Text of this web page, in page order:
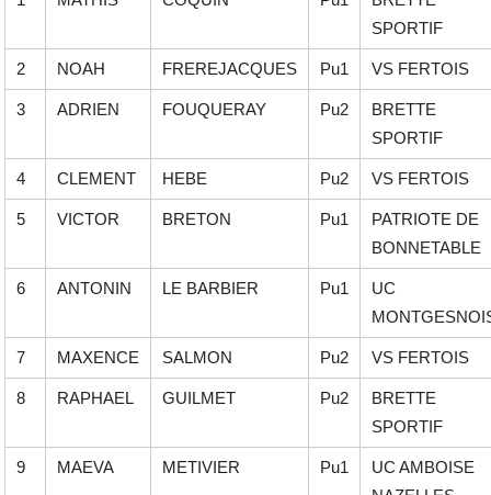
SPORTIF
2 NOAH FREREJACQUES Pu1 VS FERTOIS
3 ADRIEN FOUQUERAY Pu2
BRETTE
SPORTIF
4 CLEMENT HEBE Pu2 VS FERTOIS
5 VICTOR BRETON Pu1
PATRIOTE DE
BONNETABLE
6 ANTONIN LE BARBIER Pu1
UC
7 MAXENCE SALMON Pu2 VS FERTOIS
8 RAPHAEL GUILMET Pu2
BRETTE
SPORTIF
9 MAEVA METIVIER Pu1
UC AMBOISE